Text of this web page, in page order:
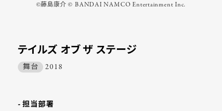
©藤島康介 © BANDAI NAMCO Entertainment Inc.
テイルズ オブ ザ ステージ
舞台 2018
- 担当部署